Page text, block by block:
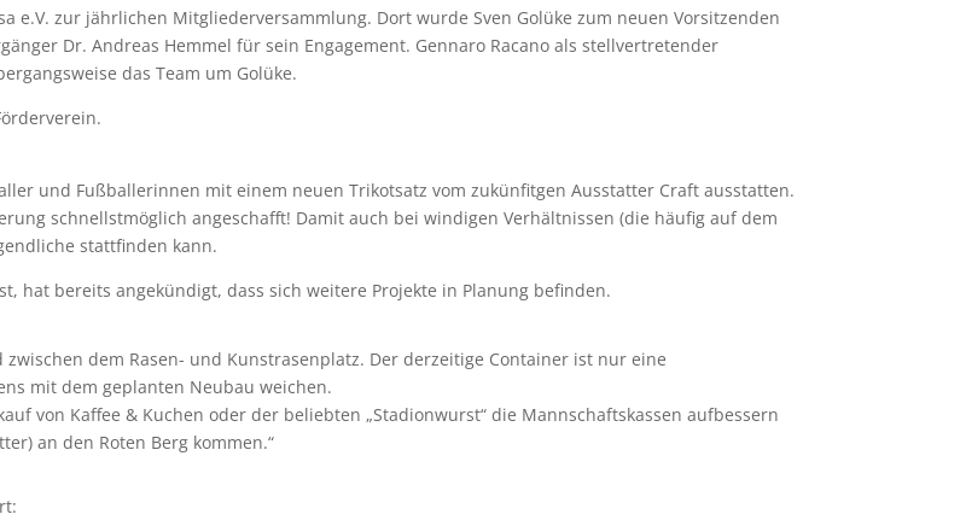
e.V. zur jährlichen Mitgliederversammlung. Dort wurde Sven Golüke zum neuen Vorsitzenden
Dr. Andreas Hemmel für sein Engagement. Gennaro Racano als stellvertretender
das Team um Golüke.
und Fußballerinnen mit einem neuen Trikotsatz vom zukünfitgen Ausstatter Craft ausstatten.
schnellstmöglich angeschafft! Damit auch bei windigen Verhältnissen (die häufig auf dem
stattfinden kann.
hat bereits angekündigt, dass sich weitere Projekte in Planung befinden.
dem Rasen- und Kunstrasenplatz. Der derzeitige Container ist nur eine
mit dem geplanten Neubau weichen.
von Kaffee & Kuchen oder der beliebten „Stadionwurst“ die Mannschaftskassen aufbessern
an den Roten Berg kommen.“